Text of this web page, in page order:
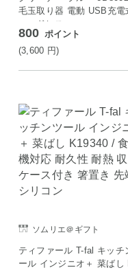
毛玉取り器 電動 USB充電
コードレス
800 ポイント
(3,600 円)
ソムリエ＠ギフト
ティファール T-fal キッチ
ール インジニオ＋ 菜ばし